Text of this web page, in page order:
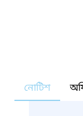
নোটিশ